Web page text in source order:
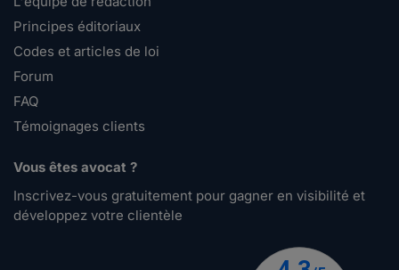
Principes éditoriaux
Codes et articles de loi
Forum
FAQ
Témoignages clients
Vous êtes avocat ?
Inscrivez-vous gratuitement pour gagner en visibilité et
développez votre clientèle